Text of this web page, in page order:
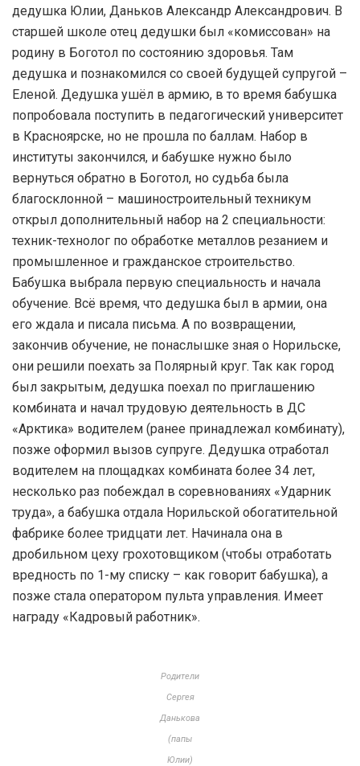
дедушка Юлии, Даньков Александр Александрович. В
старшей школе отец дедушки был «комиссован» на
родину в Боготол по состоянию здоровья. Там
дедушка и познакомился со своей будущей супругой –
Еленой. Дедушка ушёл в армию, в то время бабушка
попробовала поступить в педагогический университет
в Красноярске, но не прошла по баллам. Набор в
институты закончился, и бабушке нужно было
вернуться обратно в Боготол, но судьба была
благосклонной – машиностроительный техникум
открыл дополнительный набор на 2 специальности:
техник-технолог по обработке металлов резанием и
промышленное и гражданское строительство.
Бабушка выбрала первую специальность и начала
обучение. Всё время, что дедушка был в армии, она
его ждала и писала письма. А по возвращении,
закончив обучение, не понаслышке зная о Норильске,
они решили поехать за Полярный круг. Так как город
был закрытым, дедушка поехал по приглашению
комбината и начал трудовую деятельность в ДС
«Арктика» водителем (ранее принадлежал комбинату),
позже оформил вызов супруге. Дедушка отработал
водителем на площадках комбината более 34 лет,
несколько раз побеждал в соревнованиях «Ударник
труда», а бабушка отдала Норильской обогатительной
фабрике более тридцати лет. Начинала она в
дробильном цеху грохотовщиком (чтобы отработать
вредность по 1-му списку – как говорит бабушка), а
позже стала оператором пульта управления. Имеет
награду «Кадровый работник».
Родители
Сергея
Данькова
(папы
Юлии)